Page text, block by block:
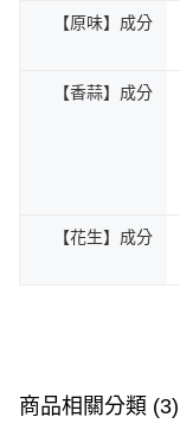
【原味】成分
【香蒜】成分
【花生】成分
商品相關分類 (3)